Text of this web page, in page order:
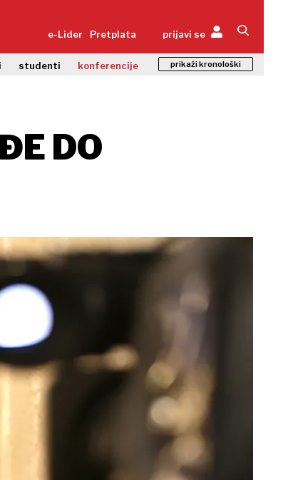
e-Lider Pretplata prijavi se
studenti konferencije prikaži kronološki
DO